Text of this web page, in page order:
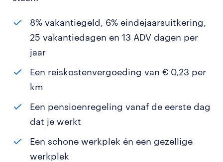
8% vakantiegeld, 6% eindejaarsuitkering,
25 vakantiedagen en 13 ADV dagen per
jaar
Een reiskostenvergoeding van € 0,23 per
km
Een pensioenregeling vanaf de eerste dag
dat je werkt
Een schone werkplek én een gezellige
werkplek